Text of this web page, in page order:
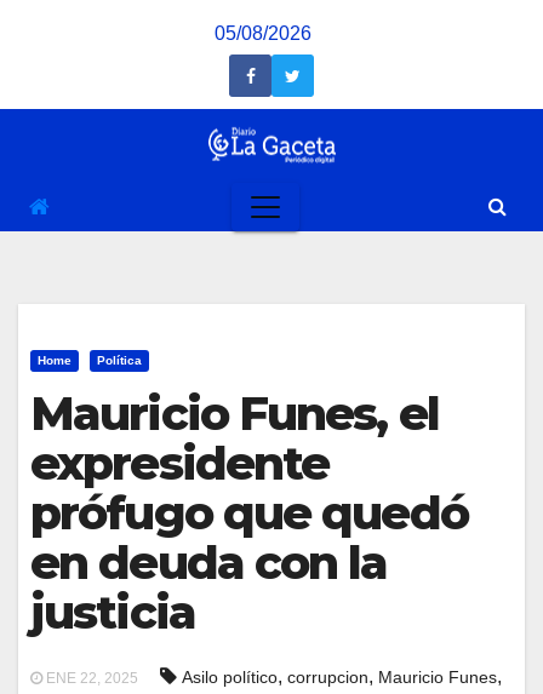
05/08/2026
Home Política
Mauricio Funes, el
expresidente
prófugo que quedó
en deuda con la
justicia
ENE 22, 2025 Asilo político, corrupcion, Mauricio Funes,